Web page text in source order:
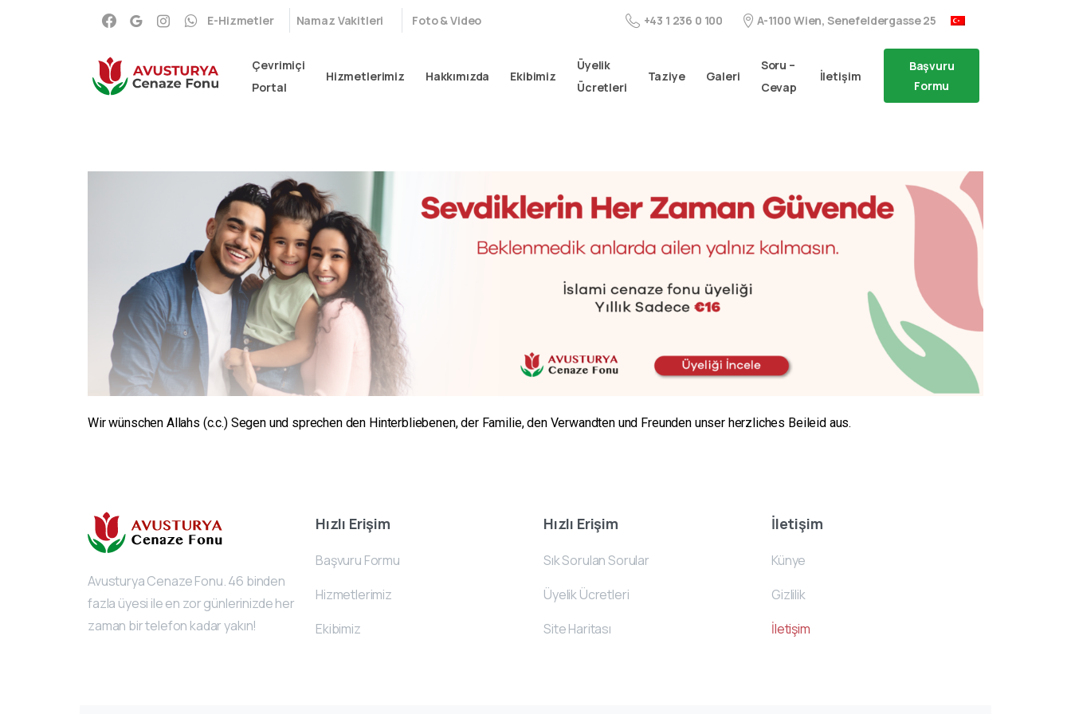
E-Hizmetler Namaz Vakitleri Foto & Video +43 1 236 0 100 A-1100 Wien, Senefeldergasse 25
Çevrimiçi
Portal
Hizmetlerimiz Hakkımızda Ekibimiz
Üyelik
Ücretleri
Taziye Galeri
Soru –
Cevap
İletişim
Başvuru
Formu
Wir wünschen Allahs (c.c.) Segen und sprechen den Hinterbliebenen, der Familie, den Verwandten und Freunden unser herzliches Beileid aus.
Avusturya Cenaze Fonu. 46 binden
fazla üyesi ile en zor günlerinizde her
zaman bir telefon kadar yakın!
Hızlı Erişim
Başvuru Formu
Hizmetlerimiz
Ekibimiz
Hızlı Erişim
Sık Sorulan Sorular
Üyelik Ücretleri
Site Haritası
İletişim
Künye
Gizlilik
İletişim